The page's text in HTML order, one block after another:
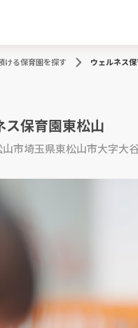
ける保育園を探す ウェルネス
ス保育園東松山
市埼玉県東松山市大字大